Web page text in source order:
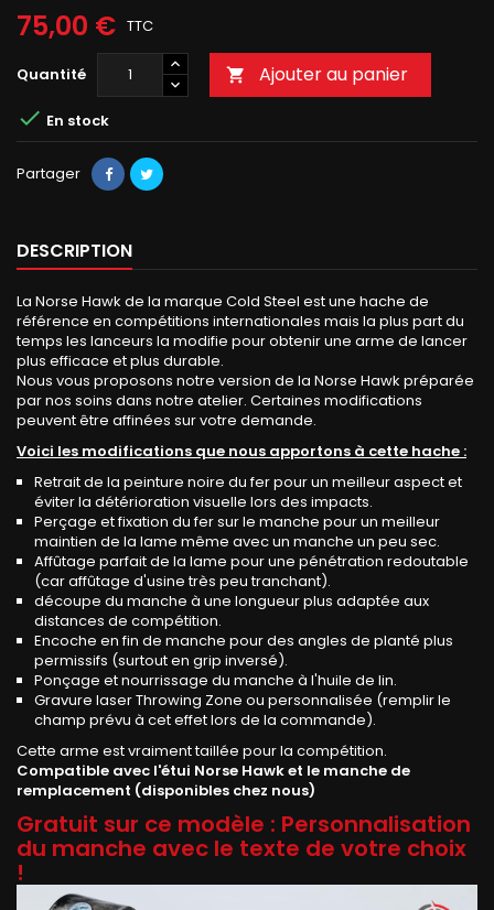
75,00 € TTC
Quantité  Ajouter au panier
 En stock
Partager
DESCRIPTION
La Norse Hawk de la marque Cold Steel est une hache de
référence en compétitions internationales mais la plus part du
temps les lanceurs la modifie pour obtenir une arme de lancer
plus efficace et plus durable.
Nous vous proposons notre version de la Norse Hawk préparée
par nos soins dans notre atelier. Certaines modifications
peuvent être affinées sur votre demande.
Voici les modifications que nous apportons à cette hache :
Retrait de la peinture noire du fer pour un meilleur aspect et
éviter la détérioration visuelle lors des impacts.
Perçage et fixation du fer sur le manche pour un meilleur
maintien de la lame même avec un manche un peu sec.
Affûtage parfait de la lame pour une pénétration redoutable
(car affûtage d'usine très peu tranchant).
découpe du manche à une longueur plus adaptée aux
distances de compétition.
Encoche en fin de manche pour des angles de planté plus
permissifs (surtout en grip inversé).
Ponçage et nourrissage du manche à l'huile de lin.
Gravure laser Throwing Zone ou personnalisée (remplir le
champ prévu à cet effet lors de la commande).
Cette arme est vraiment taillée pour la compétition.
Compatible avec l'étui Norse Hawk et le manche de
remplacement (disponibles chez nous)
Gratuit sur ce modèle : Personnalisation
du manche avec le texte de votre choix
!